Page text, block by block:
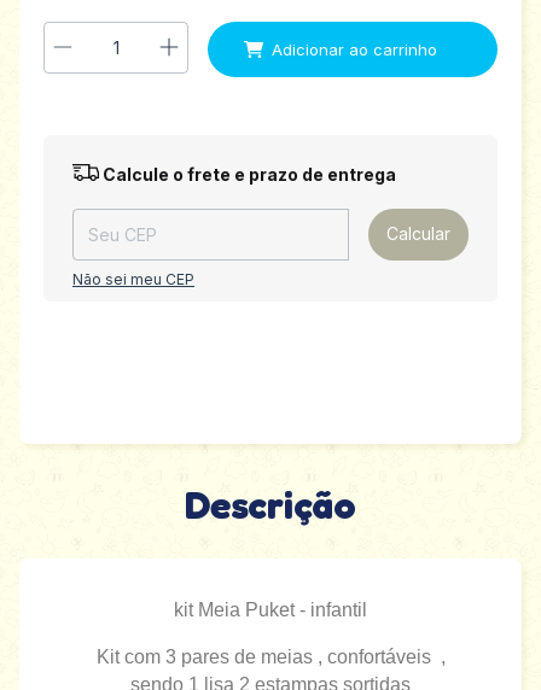
Entregas para o CEP: Alterar CEP
Calcule o frete e prazo de entrega
Calcular
Não sei meu CEP
Descrição
kit Meia Puket - infantil
Kit com 3 pares de meias , confortáveis ,
sendo 1 lisa 2 estampas sortidas